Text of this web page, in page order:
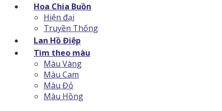
Hoa Chia Buồn
Hiện đại
Truyền Thống
Lan Hồ Điệp
Tìm theo màu
Màu Vàng
Màu Cam
Màu Đỏ
Màu Hồng